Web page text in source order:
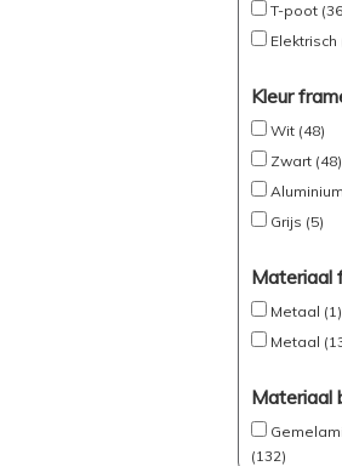
T-poot
Elektrisch
Kleur
Wit (48)
Zwart (48)
Grijs (5)
Materiaal
Metaal (1)
Metaal
Materiaal
(132)